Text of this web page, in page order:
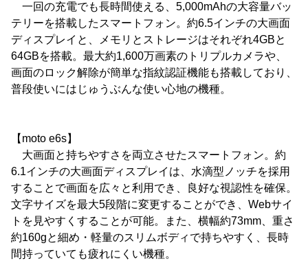
一回の充電でも長時間使える、5,000mAhの大容量バッ
テリーを搭載したスマートフォン。約6.5インチの大画面
ディスプレイと、メモリとストレージはそれぞれ4GBと
64GBを搭載。最大約1,600万画素のトリプルカメラや、
画面のロック解除が簡単な指紋認証機能も搭載しており、
普段使いにはじゅうぶんな使い心地の機種。
【moto e6s】
大画面と持ちやすさを両立させたスマートフォン。約
6.1インチの大画面ディスプレイは、水滴型ノッチを採用
することで画面を広々と利用でき、良好な視認性を確保。
文字サイズを最大5段階に変更することができ、Webサイ
トを見やすくすることが可能。また、横幅約73mm、重さ
約160gと細め・軽量のスリムボディで持ちやすく、長時
間持っていても疲れにくい機種。